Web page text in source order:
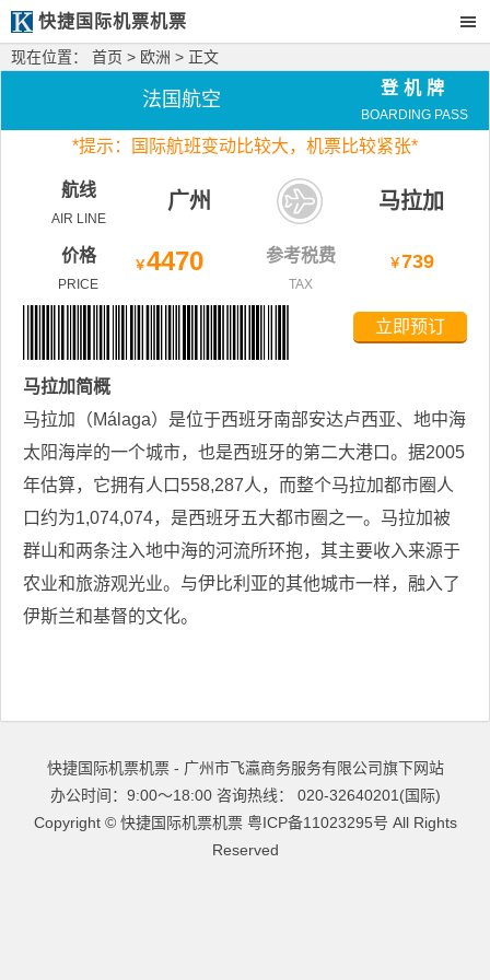
快捷国际机票机票
现在位置： 首页 > 欧洲 > 正文
法国航空
登机牌
BOARDING PASS
*提示：国际航班变动比较大， 机票比较紧张*
航线
AIR LINE
广州 马拉加
价格
PRICE
￥4470 参考税费
TAX
￥739
立即预订
马拉加简概
马拉加（Málaga）是位于西班牙南部安达卢西亚、地中海
太阳海岸的一个城市，也是西班牙的第二大港口。据2005
年估算，它拥有人口558,287人，而整个马拉加都市圈人
口约为1,074,074，是西班牙五大都市圈之一。马拉加被
群山和两条注入地中海的河流所环抱，其主要收入来源于
农业和旅游观光业。与伊比利亚的其他城市一样，融入了
伊斯兰和基督的文化。
快捷国际机票机票 - 广州市飞瀛商务服务有限公司旗下网站
办公时间：9:00～18:00 咨询热线： 020-32640201(国际)
Copyright © 快捷国际机票机票 粤ICP备11023295号 All Rights
Reserved